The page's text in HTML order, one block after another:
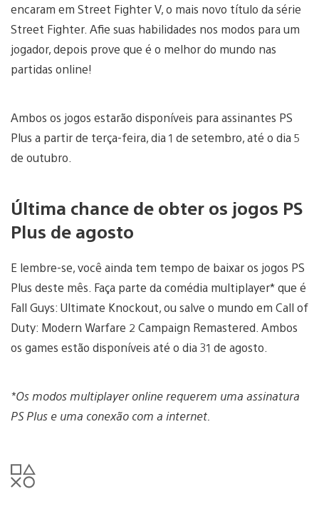
encaram em Street Fighter V, o mais novo título da série
Street Fighter. Afie suas habilidades nos modos para um
jogador, depois prove que é o melhor do mundo nas
partidas online!
Ambos os jogos estarão disponíveis para assinantes PS
Plus a partir de terça-feira, dia 1 de setembro, até o dia 5
de outubro.
Última chance de obter os jogos PS
Plus de agosto
E lembre-se, você ainda tem tempo de baixar os jogos PS
Plus deste mês. Faça parte da comédia multiplayer* que é
Fall Guys: Ultimate Knockout, ou salve o mundo em Call of
Duty: Modern Warfare 2 Campaign Remastered. Ambos
os games estão disponíveis até o dia 31 de agosto.
*Os modos multiplayer online requerem uma assinatura
PS Plus e uma conexão com a internet.